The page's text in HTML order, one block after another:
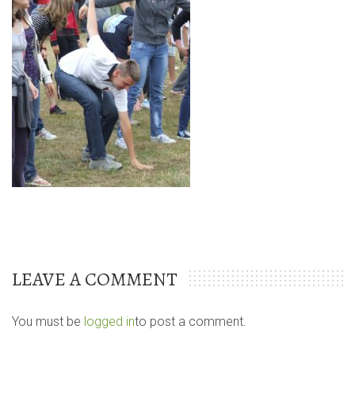
LEAVE A COMMENT
You must be logged into post a comment.